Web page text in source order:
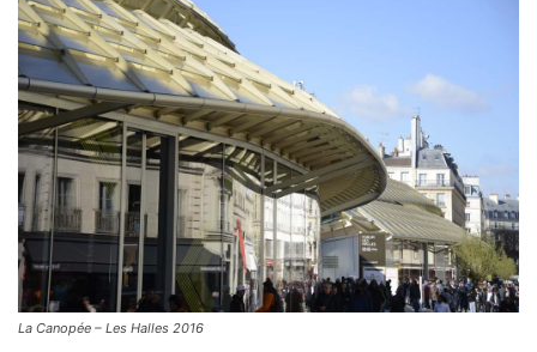
La Canopée – Les Halles 2016